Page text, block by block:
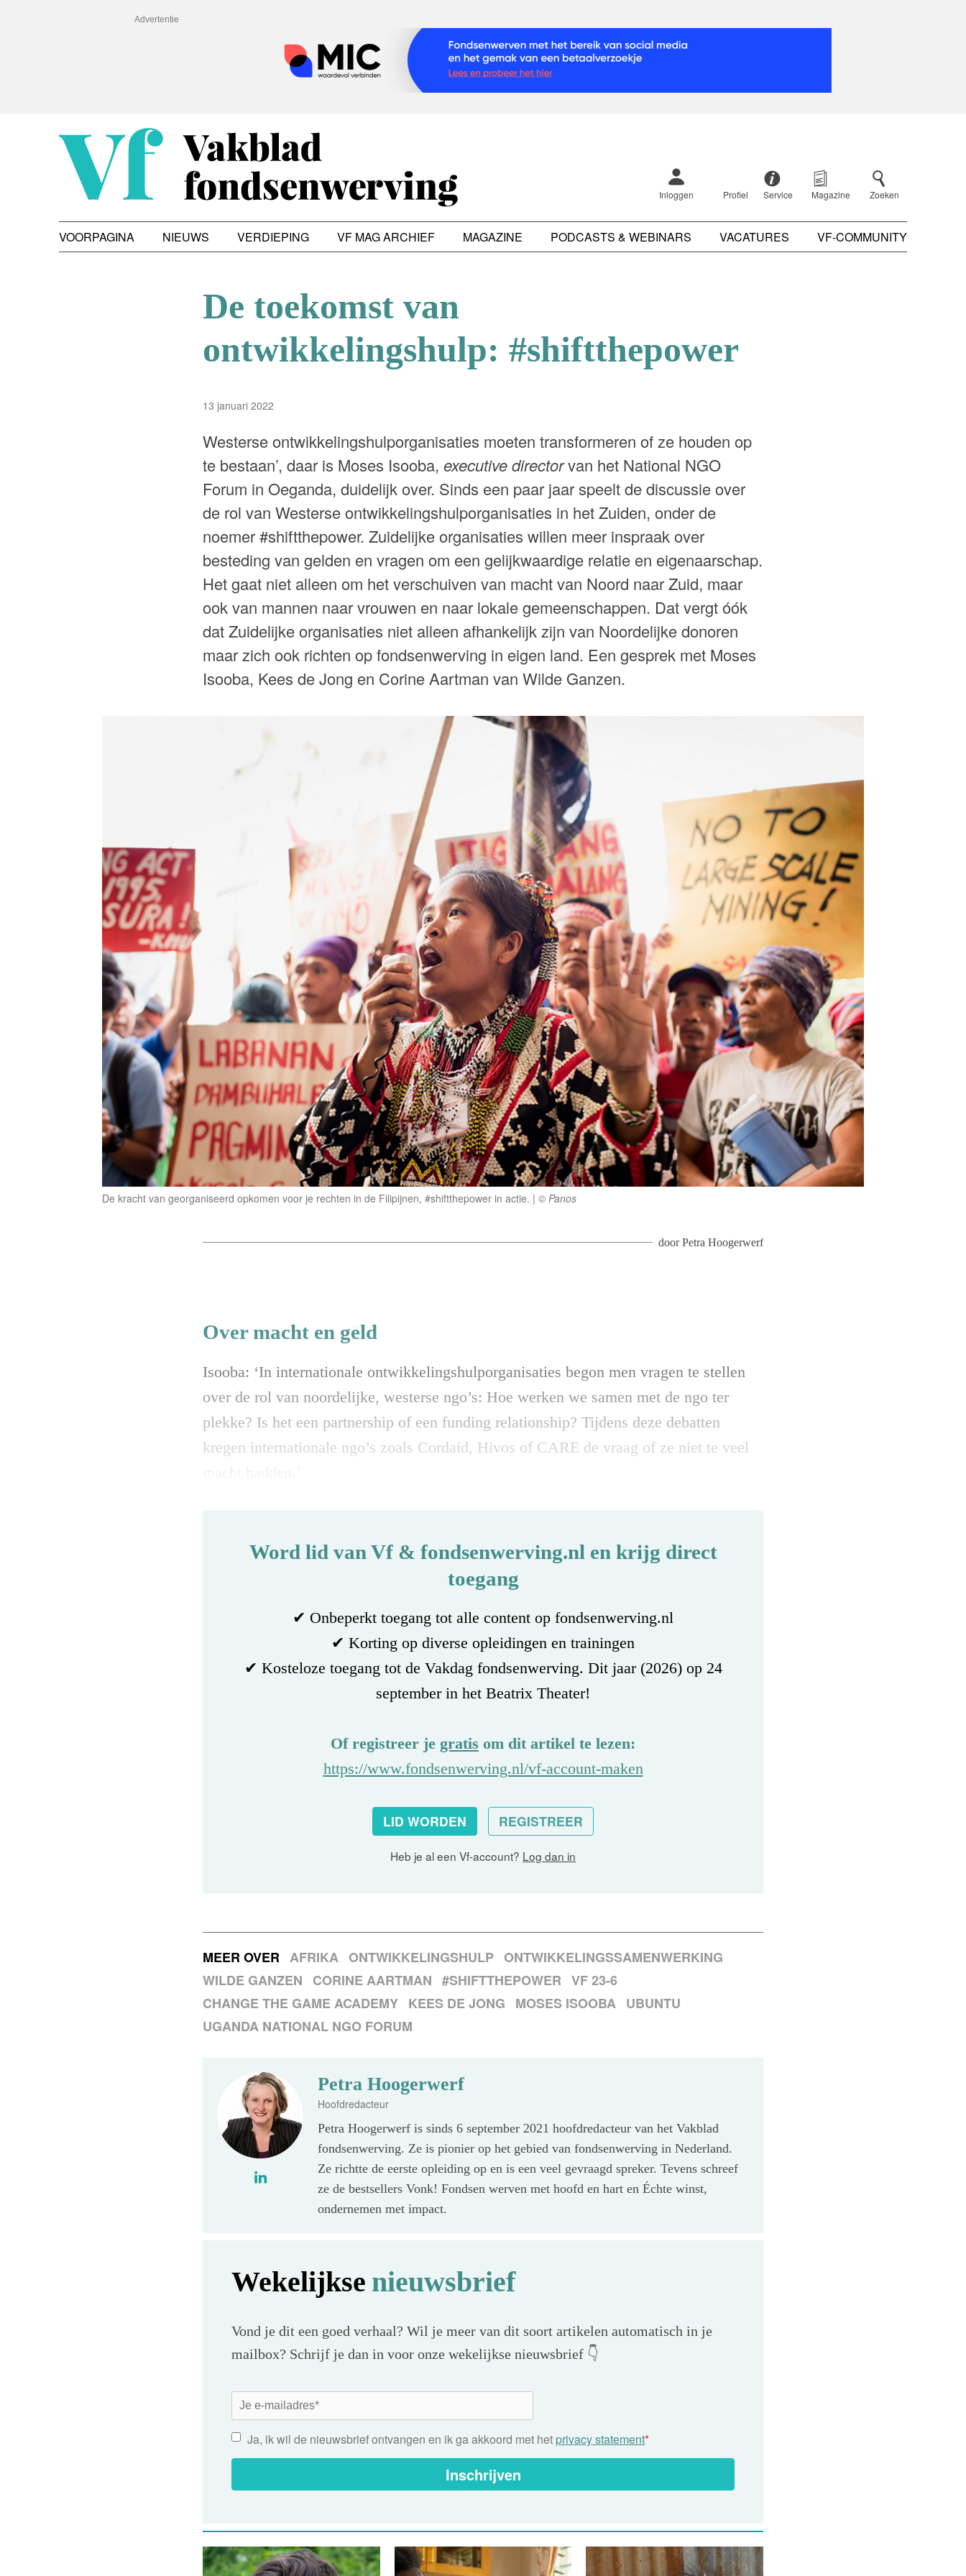
Advertentie
Inloggen Profiel Service Magazine Zoeken
VOORPAGINA NIEUWS VERDIEPING VF MAG ARCHIEF MAGAZINE PODCASTS & WEBINARS VACATURES VF-COMMUNITY
De toekomst van
ontwikkelingshulp: #shiftthepower
13 januari 2022
Westerse ontwikkelingshulporganisaties moeten transformeren of ze houden op
te bestaan’, daar is Moses Isooba, executive directorvan het National NGO
Forum in Oeganda, duidelijk over. Sinds een paar jaar speelt de discussie over
de rol van Westerse ontwikkelingshulporganisaties in het Zuiden, onder de
noemer #shiftthepower. Zuidelijke organisaties willen meer inspraak over
besteding van gelden en vragen om een gelijkwaardige relatie en eigenaarschap.
Het gaat niet alleen om het verschuiven van macht van Noord naar Zuid, maar
ook van mannen naar vrouwen en naar lokale gemeenschappen. Dat vergt óók
dat Zuidelijke organisaties niet alleen afhankelijk zijn van Noordelijke donoren
maar zich ook richten op fondsenwerving in eigen land. Een gesprek met Moses
Isooba, Kees de Jong en Corine Aartman van Wilde Ganzen.
De kracht van georganiseerd opkomen voor je rechten in de Filipijnen, #shiftthepower in actie. © Panos
doorPetra Hoogerwerf
Over macht en geld
Isooba: ‘In internationale ontwikkelingshulporganisaties begon men vragen te stellen
over de rol van noordelijke, westerse ngo’s: Hoe werken we samen met de ngo ter
plekke? Is het een partnership of een funding relationship? Tijdens deze debatten
kregen internationale ngo’s zoals Cordaid, Hivos of CARE de vraag of ze niet te veel
Word lid van Vf & fondsenwerving.nl en krijg direct
toegang
✔ Onbeperkt toegang tot alle content op fondsenwerving.nl
✔ Korting op diverse opleidingen en trainingen
✔ Kosteloze toegang tot de Vakdag fondsenwerving. Dit jaar (2026) op 24
september in het Beatrix Theater!
Of registreer je gratis om dit artikel te lezen:
https://www.fondsenwerving.nl/vf-account-maken
LID WORDEN REGISTREER
Heb je al een Vf-account? Log dan in
MEER OVER AFRIKA ONTWIKKELINGSHULP ONTWIKKELINGSSAMENWERKING
WILDE GANZEN
CORINE AARTMAN #SHIFTTHEPOWER VF 23-6
CHANGE THE GAME ACADEMY KEES DE JONG MOSES ISOOBA UBUNTU
UGANDA NATIONAL NGO FORUM
Petra Hoogerwerf
Hoofdredacteur
Petra Hoogerwerf is sinds 6 september 2021 hoofdredacteur van het Vakblad
fondsenwerving. Ze is pionier op het gebied van fondsenwerving in Nederland.
Ze richtte de eerste opleiding op en is een veel gevraagd spreker. Tevens schreef
ze de bestsellers Vonk! Fondsen werven met hoofd en hart en Échte winst,
ondernemen met impact.
Wekelijkse nieuwsbrief
Vond je dit een goed verhaal? Wil je meer van dit soort artikelen automatisch in je
mailbox? Schrijf je dan in voor onze wekelijkse nieuwsbrief 👇
Ja, ik wil de nieuwsbrief ontvangen en ik ga akkoord met het privacy statement*
Inschrijven